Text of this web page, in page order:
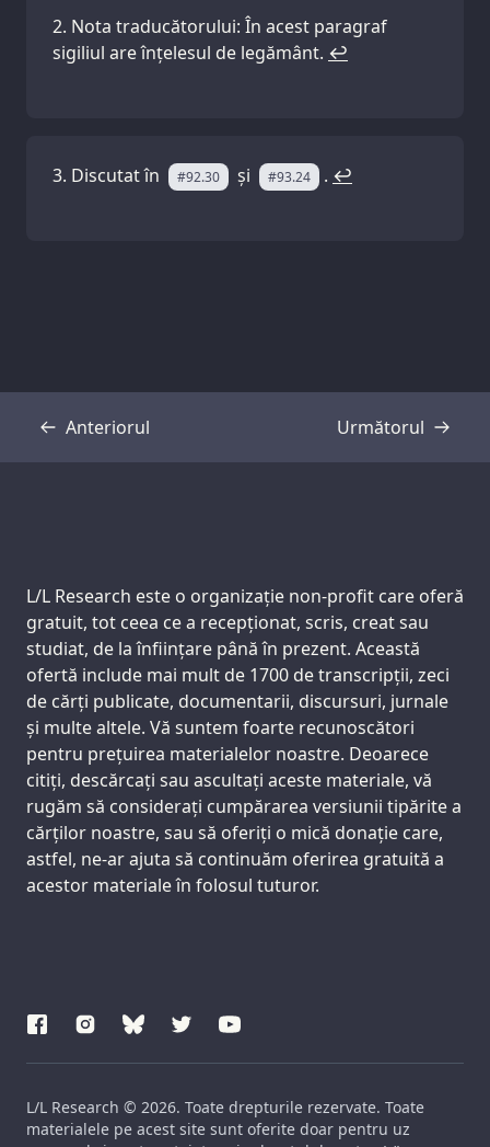
Nota traducătorului: În acest paragraf
sigiliul are înțelesul de legământ. ↩
Discutat în #92.30 și #93.24 . ↩
Anteriorul
Transcriere Următorul
Transcriere
Support us:
L/L Research este o organizație non-profit care oferă
gratuit, tot ceea ce a recepționat, scris, creat sau
studiat, de la înființare până în prezent. Această
ofertă include mai mult de 1700 de transcripții, zeci
de cărți publicate, documentarii, discursuri, jurnale
și multe altele. Vă suntem foarte recunoscători
pentru prețuirea materialelor noastre. Deoarece
citiți, descărcați sau ascultați aceste materiale, vă
rugăm să considerați cumpărarea versiunii tipărite a
cărților noastre, sau să oferiți o mică donație care,
astfel, ne-ar ajuta să continuăm oferirea gratuită a
acestor materiale în folosul tuturor.
L/L Research © 2026. Toate drepturile rezervate. Toate
materialele pe acest site sunt oferite doar pentru uz